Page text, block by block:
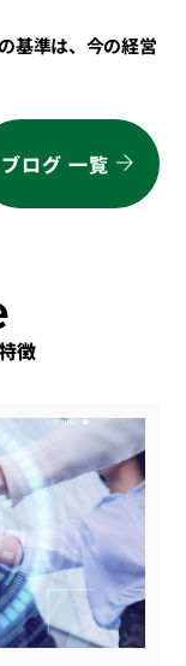
基準は、今の経営
ブログ 一覧
徴